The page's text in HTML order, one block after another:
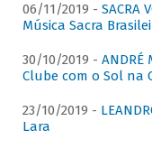
06/11/2019 - SACRA
Música Sacra
30/10/2019 - ANDRÉ
Clube com o Sol na
23/10/2019 -
Lara